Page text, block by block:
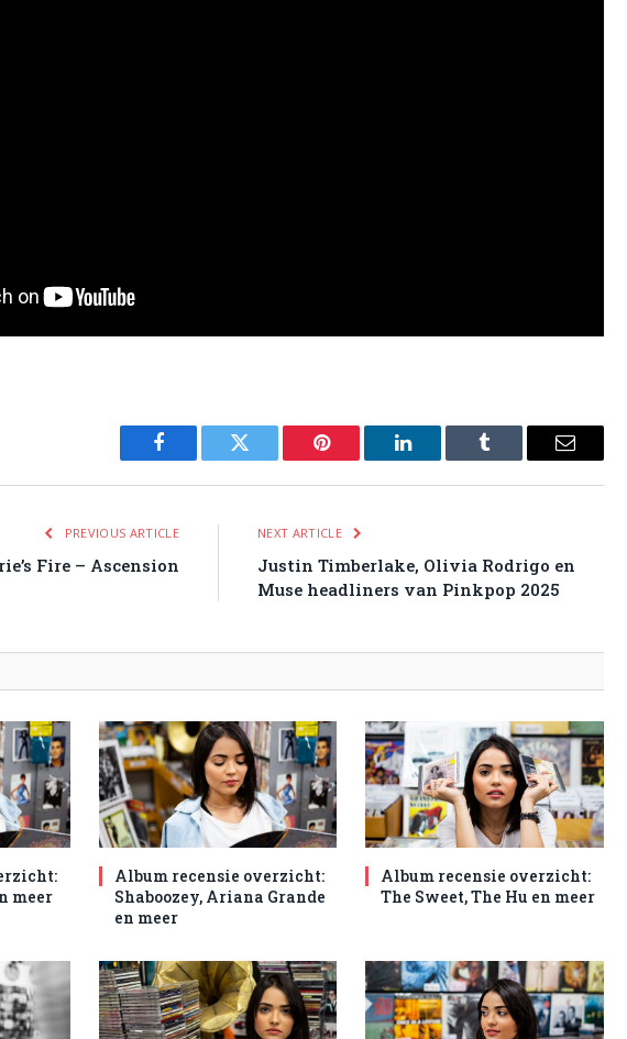
Facebook Twitter Pinterest LinkedIn Tumblr Email
PREVIOUS ARTICLE
Fire – Ascension
NEXT ARTICLE
Justin Timberlake, Olivia Rodrigo en
Muse headliners van Pinkpop 2025
meer
Album recensie overzicht:
Shaboozey, Ariana Grande
en meer
Album recensie overzicht:
The Sweet, The Hu en meer